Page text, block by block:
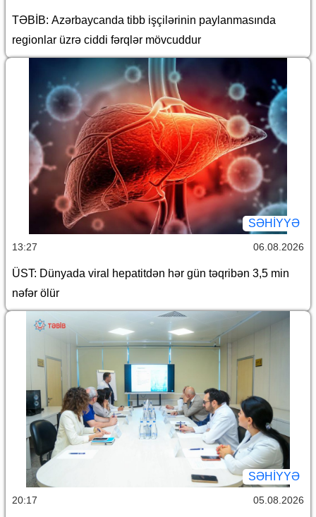
TƏBİB: Azərbaycanda tibb işçilərinin paylanmasında
regionlar üzrə ciddi fərqlər mövcuddur
SƏHIYYƏ
13:27 06.08.2026
ÜST: Dünyada viral hepatitdən hər gün təqribən 3,5 min
nəfər ölür
SƏHIYYƏ
20:17 05.08.2026